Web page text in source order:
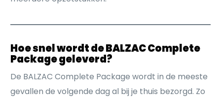
Hoe snel wordt de BALZAC Complete
Package geleverd?
De BALZAC Complete Package wordt in de meeste
gevallen de volgende dag al bij je thuis bezorgd. Zo